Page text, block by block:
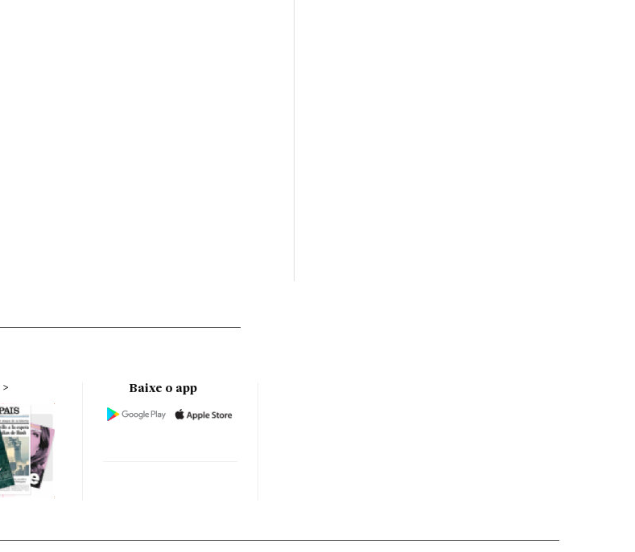
Baixe o app